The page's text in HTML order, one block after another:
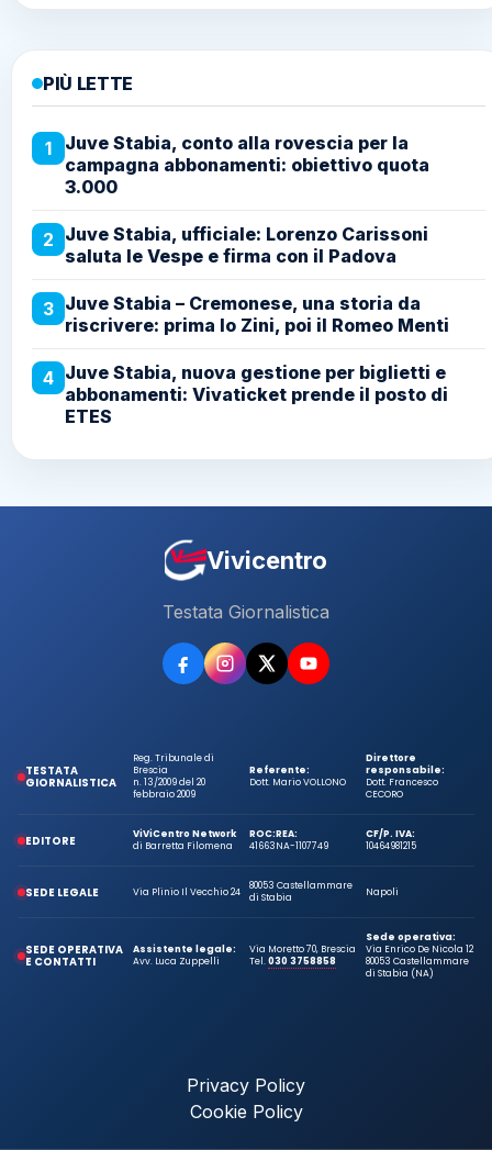
PIÙ LETTE
1
Juve Stabia, conto alla rovescia per la
campagna abbonamenti: obiettivo quota
3.000
2 Juve Stabia, ufficiale: Lorenzo Carissoni
saluta le Vespe e firma con il Padova
3 Juve Stabia – Cremonese, una storia da
riscrivere: prima lo Zini, poi il Romeo Menti
4 Juve Stabia, nuova gestione per biglietti e
abbonamenti: Vivaticket prende il posto di
ETES
Vivicentro
Testata Giornalistica
TESTATA
GIORNALISTICA
Reg. Tribunale di
Brescia
n. 13/2009 del 20
febbraio 2009
Referente:
Dott. Mario VOLLONO
Direttore
responsabile:
Dott. Francesco
CECORO
EDITORE
ViViCentro Network
di Barretta Filomena
ROC:
41663
REA:
NA-1107749
CF/P. IVA:
10464981215
SEDE LEGALE Via Plinio Il Vecchio 24
80053 Castellammare
di Stabia
Napoli
SEDE OPERATIVA
E CONTATTI
Assistente legale:
Avv. Luca Zuppelli
Via Moretto 70, Brescia
Tel.030 3758858
Sede operativa:
Via Enrico De Nicola 12
80053 Castellammare
di Stabia (NA)
Privacy Policy
Cookie Policy